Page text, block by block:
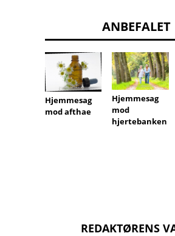
ANBEFALET
Hjemmesag
mod afthae
Hjemmesag
mod
hjertebanken
REDAKTØRENS